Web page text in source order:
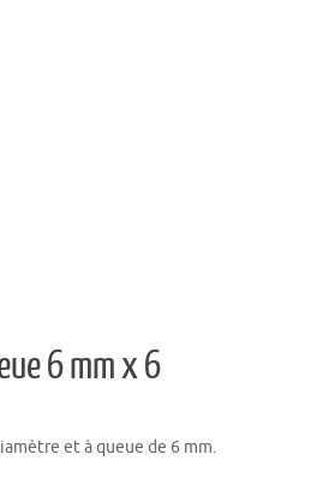
6 mm x 6
et à queue de 6 mm.